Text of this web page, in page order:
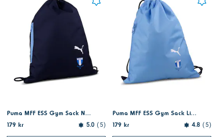
Puma MFF ESS Gym Sack Navy-White
179 kr
5.0 5
Puma MFF ESS Gym Sack Light Blue
179 kr
4.8 5